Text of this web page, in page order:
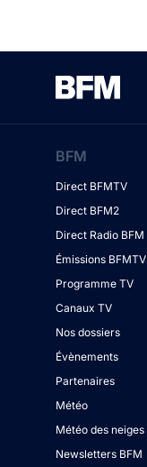
BFM
Direct BFMTV
Direct BFM2
Direct Radio BFM
Émissions BFMTV
Programme TV
Canaux TV
Nos dossiers
Évènements
Partenaires
Météo
Météo des neiges
Newsletters BFM